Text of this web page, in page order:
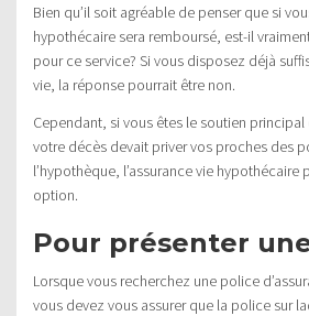
Bien qu’il soit agréable de penser que si
hypothécaire sera remboursé, est-il
pour ce service? Si vous disposez déjà
vie, la réponse pourrait être non.
Cependant, si vous êtes le soutien
votre décès devait priver vos proches des
l’hypothèque, l’assurance vie
option.
Pour présenter
Lorsque vous recherchez une police
vous devez vous assurer que la police sur